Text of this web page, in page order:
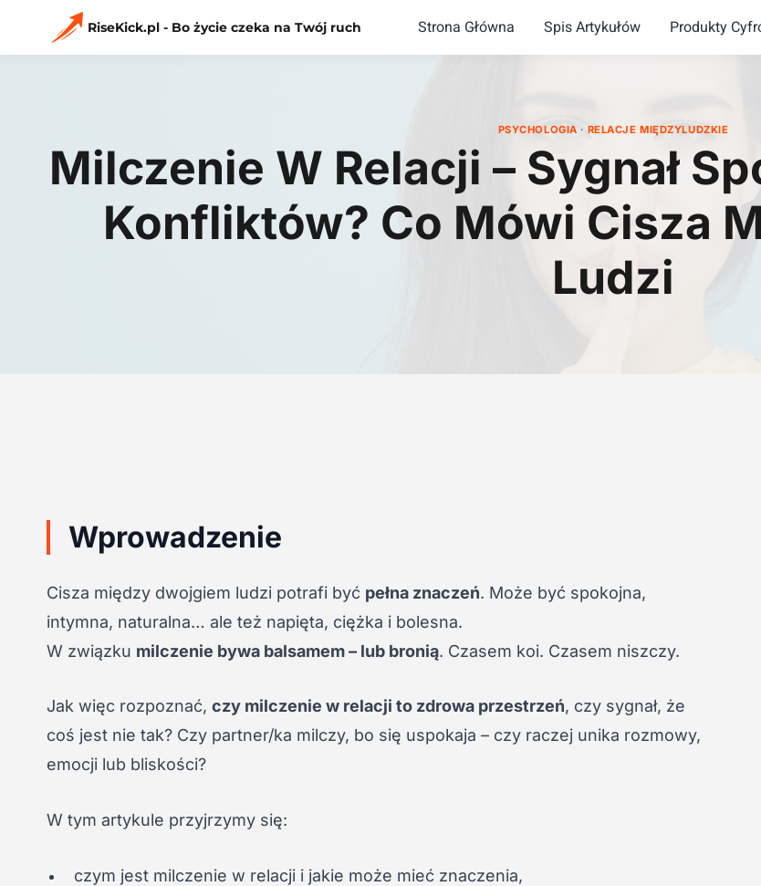
RiseKick.pl - Bo życie czeka na Twój ruch Strona Główna Spis Artykułów Produkty
PSYCHOLOGIA · RELACJE MIĘDZYLUDZKIE
Milczenie W Relacji – Sygnał
Konfliktów? Co Mówi Cisza
Ludzi
Wprowadzenie
Cisza między dwojgiem ludzi potrafi być pełna znaczeń. Może być spokojna,
intymna, naturalna… ale też napięta, ciężka i bolesna.
W związku milczenie bywa balsamem – lub bronią. Czasem koi. Czasem niszczy.
Jak więc rozpoznać, czy milczenie w relacji to zdrowa przestrzeń, czy sygnał, że
coś jest nie tak? Czy partner/ka milczy, bo się uspokaja – czy raczej unika rozmowy,
emocji lub bliskości?
W tym artykule przyjrzymy się:
czym jest milczenie w relacji i jakie może mieć znaczenia,